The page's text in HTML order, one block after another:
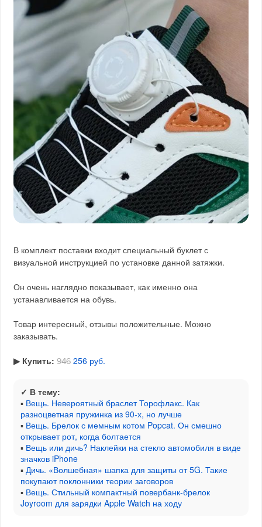
В комплект поставки входит специальный буклет с
визуальной инструкцией по установке данной затяжки.
Он очень наглядно показывает, как именно она
устанавливается на обувь.
Товар интересный, отзывы положительные. Можно
заказывать.
▶︎ Купить: 946 256 руб.
✓ В тему:
▪ Вещь. Невероятный браслет Торофлакс. Как
разноцветная пружинка из 90-х, но лучше
▪ Вещь. Брелок с мемным котом Popcat. Он смешно
открывает рот, когда болтается
▪ Вещь или дичь? Наклейки на стекло автомобиля в виде
значков iPhone
▪ Дичь. «Волшебная» шапка для защиты от 5G. Такие
покупают поклонники теории заговоров
▪ Вещь. Стильный компактный повербанк-брелок
Joyroom для зарядки Apple Watch на ходу